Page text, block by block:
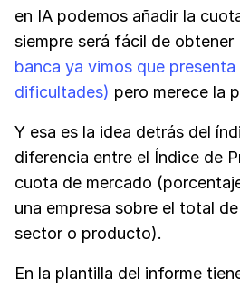
en IA podemos añadir la
siempre será fácil de obtener
banca ya vimos que presenta
dificultades) pero merece la
Y esa es la idea detrás del
diferencia entre el Índice de
cuota de mercado
una empresa sobre el total
sector o producto).
En la plantilla del informe